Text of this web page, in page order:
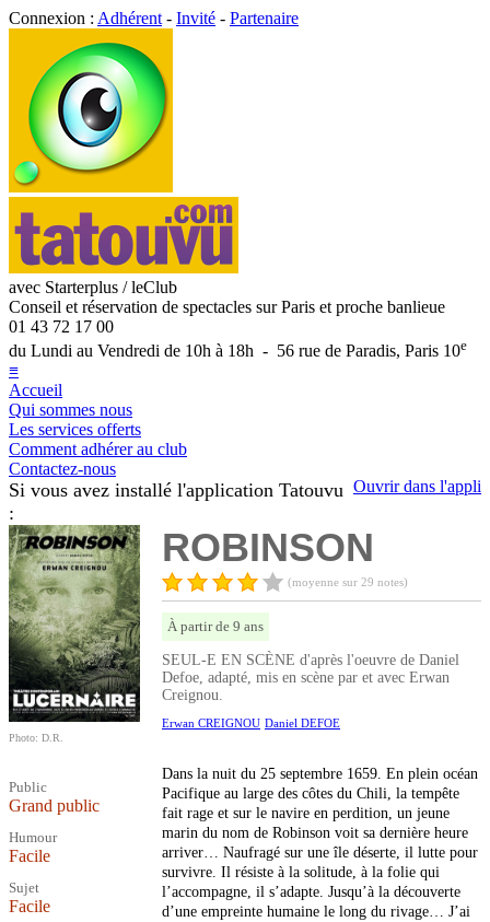
Connexion : Adhérent - Invité - Partenaire
avec Starterplus / leClub
Conseil et réservation de spectacles sur Paris et proche banlieue
01 43 72 17 00
du Lundi au Vendredi de 10h à 18h - 56 rue de Paradis, Paris 10e
≡
Accueil
Qui sommes nous
Les services offerts
Comment adhérer au club
Contactez-nous
Ouvrir dans l'appli
Si vous avez installé l'application Tatouvu
:
Photo: D.R.
Public
Grand public
Humour
Facile
Sujet
Facile
ROBINSON
(moyenne sur 29 notes)
À partir de 9 ans
SEUL-E EN SCÈNE d'après l'oeuvre de Daniel
Defoe, adapté, mis en scène par et avec Erwan
Creignou.
Erwan CREIGNOU Daniel DEFOE
Dans la nuit du 25 septembre 1659. En plein océan
Pacifique au large des côtes du Chili, la tempête
fait rage et sur le navire en perdition, un jeune
marin du nom de Robinson voit sa dernière heure
arriver… Naufragé sur une île déserte, il lutte pour
survivre. Il résiste à la solitude, à la folie qui
l’accompagne, il s’adapte. Jusqu’à la découverte
d’une empreinte humaine le long du rivage… J’ai